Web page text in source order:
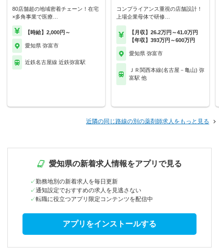
80店舗超の地域密着チェーン！在宅
×多角事業で医療…
【時給】2,000円～
愛知県 弥富市
近鉄名古屋線 近鉄弥富駅
コンプライアンス重視の店舗設計！
上場企業母体で研修…
【月収】26.2万円～41.0万円
【年収】393万円～600万円
愛知県 弥富市
ＪＲ関西本線(名古屋－亀山) 弥
富駅 他
近隣の同じ路線の別の薬剤師求人をもっと見る
愛知県の新着求人情報をアプリで見る
勤務地別の新着求人を毎日更新
通知設定でおすすめの求人を見逃さない
転職に役立つアプリ限定コンテンツを配信中
アプリをインストールする